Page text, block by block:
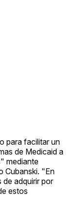
para facilitar un
de Medicaid a
mediante
Cubanski. "En
de adquirir por
estos